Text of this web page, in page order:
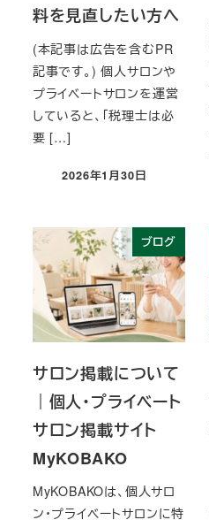
料を見直したい方へ
(本記事は広告を含むPR
記事です。) 個人サロンや
プライベートサロンを運営
していると、「税理士は必
要 […]
投稿日
2026年1月30日
ブログ
サロン掲載について
｜個人・プライベート
サロン掲載サイト
MyKOBAKO
MyKOBAKOは、個人サロ
ン・プライベートサロンに特